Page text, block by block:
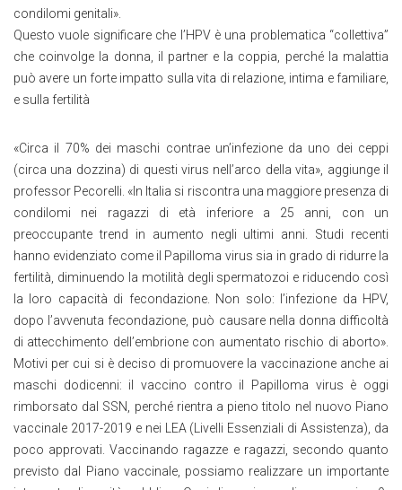
condilomi genitali».
Questo vuole significare che l’HPV è una problematica “collettiva”
che coinvolge la donna, il partner e la coppia, perché la malattia
può avere un forte impatto sulla vita di relazione, intima e familiare,
e sulla fertilità
«Circa il 70% dei maschi contrae un’infezione da uno dei ceppi
(circa una dozzina) di questi virus nell’arco della vita», aggiunge il
professor Pecorelli. «In Italia si riscontra una maggiore presenza di
condilomi nei ragazzi di età inferiore a 25 anni, con un
preoccupante trend in aumento negli ultimi anni. Studi recenti
hanno evidenziato come il Papilloma virus sia in grado di ridurre la
fertilità, diminuendo la motilità degli spermatozoi e riducendo così
la loro capacità di fecondazione. Non solo: l’infezione da HPV,
dopo l’avvenuta fecondazione, può causare nella donna difficoltà
di attecchimento dell’embrione con aumentato rischio di aborto».
Motivi per cui si è deciso di promuovere la vaccinazione anche ai
maschi dodicenni: il vaccino contro il Papilloma virus è oggi
rimborsato dal SSN, perché rientra a pieno titolo nel nuovo Piano
vaccinale 2017-2019 e nei LEA (Livelli Essenziali di Assistenza), da
poco approvati. Vaccinando ragazze e ragazzi, secondo quanto
previsto dal Piano vaccinale, possiamo realizzare un importante